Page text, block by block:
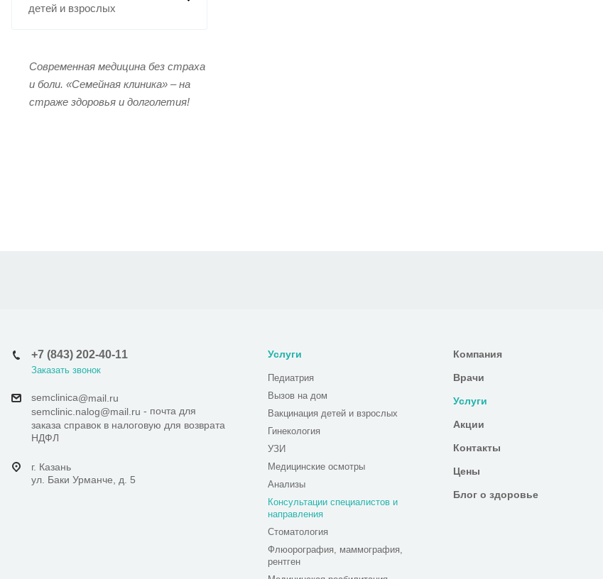
детей и взрослых
Современная медицина без страха
и боли. «Семейная клиника» – на
страже здоровья и долголетия!
+7 (843) 202-40-11
Заказать звонок
semclinica@mail.ru
semclinic.nalog@mail.ru - почта для
заказа справок в налоговую для возврата
НДФЛ
г. Казань
ул. Баки Урманче, д. 5
Услуги
Педиатрия
Вызов на дом
Вакцинация детей и взрослых
Гинекология
УЗИ
Медицинские осмотры
Анализы
Консультации специалистов и
направления
Стоматология
Флюорография, маммография,
рентген
Компания
Врачи
Услуги
Акции
Контакты
Цены
Блог о здоровье